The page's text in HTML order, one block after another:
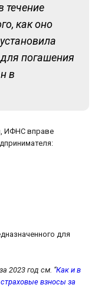
течение
как оно
погашения
в
ИФНС вправе
для
2023 год см. “Как и в
взносы за